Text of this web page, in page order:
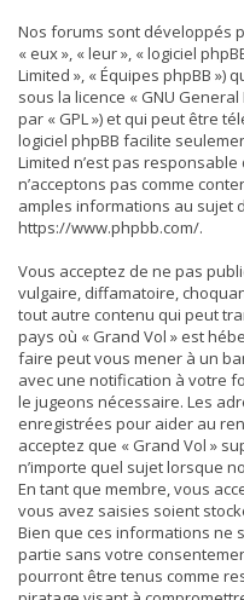
Nos forums sont développés
« eux », « leur », « logiciel
Limited », « Équipes phpBB »)
sous la licence « GNU General
par « GPL ») et qui peut être
logiciel phpBB facilite
Limited n’est pas
n’acceptons pas comme
amples informations au sujet
https://www.phpbb.com/.
Vous acceptez de ne pas
vulgaire, diffamatoire,
tout autre contenu qui peut
pays où « Grand Vol » est
faire peut vous mener à un
avec une notification à votre
le jugeons nécessaire. Les
enregistrées pour aider au
acceptez que « Grand Vol »
n’importe quel sujet lorsque
En tant que membre, vous
vous avez saisies soient
Bien que ces informations ne
partie sans votre
pourront être tenus comme